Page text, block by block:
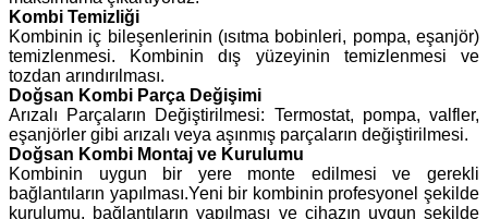
Kombi Temizliği
Kombinin iç bileşenlerinin (ısıtma bobinleri, pompa, eşanjör)
temizlenmesi. Kombinin dış yüzeyinin temizlenmesi ve
tozdan arındırılması.
Doğsan Kombi Parça Değişimi
Arızalı Parçaların Değiştirilmesi: Termostat, pompa, valfler,
eşanjörler gibi arızalı veya aşınmış parçaların değiştirilmesi.
Doğsan Kombi Montaj ve Kurulumu
Kombinin uygun bir yere monte edilmesi ve gerekli
bağlantıların yapılması.Yeni bir kombinin profesyonel şekilde
kurulumu, bağlantıların yapılması ve cihazın uygun şekilde